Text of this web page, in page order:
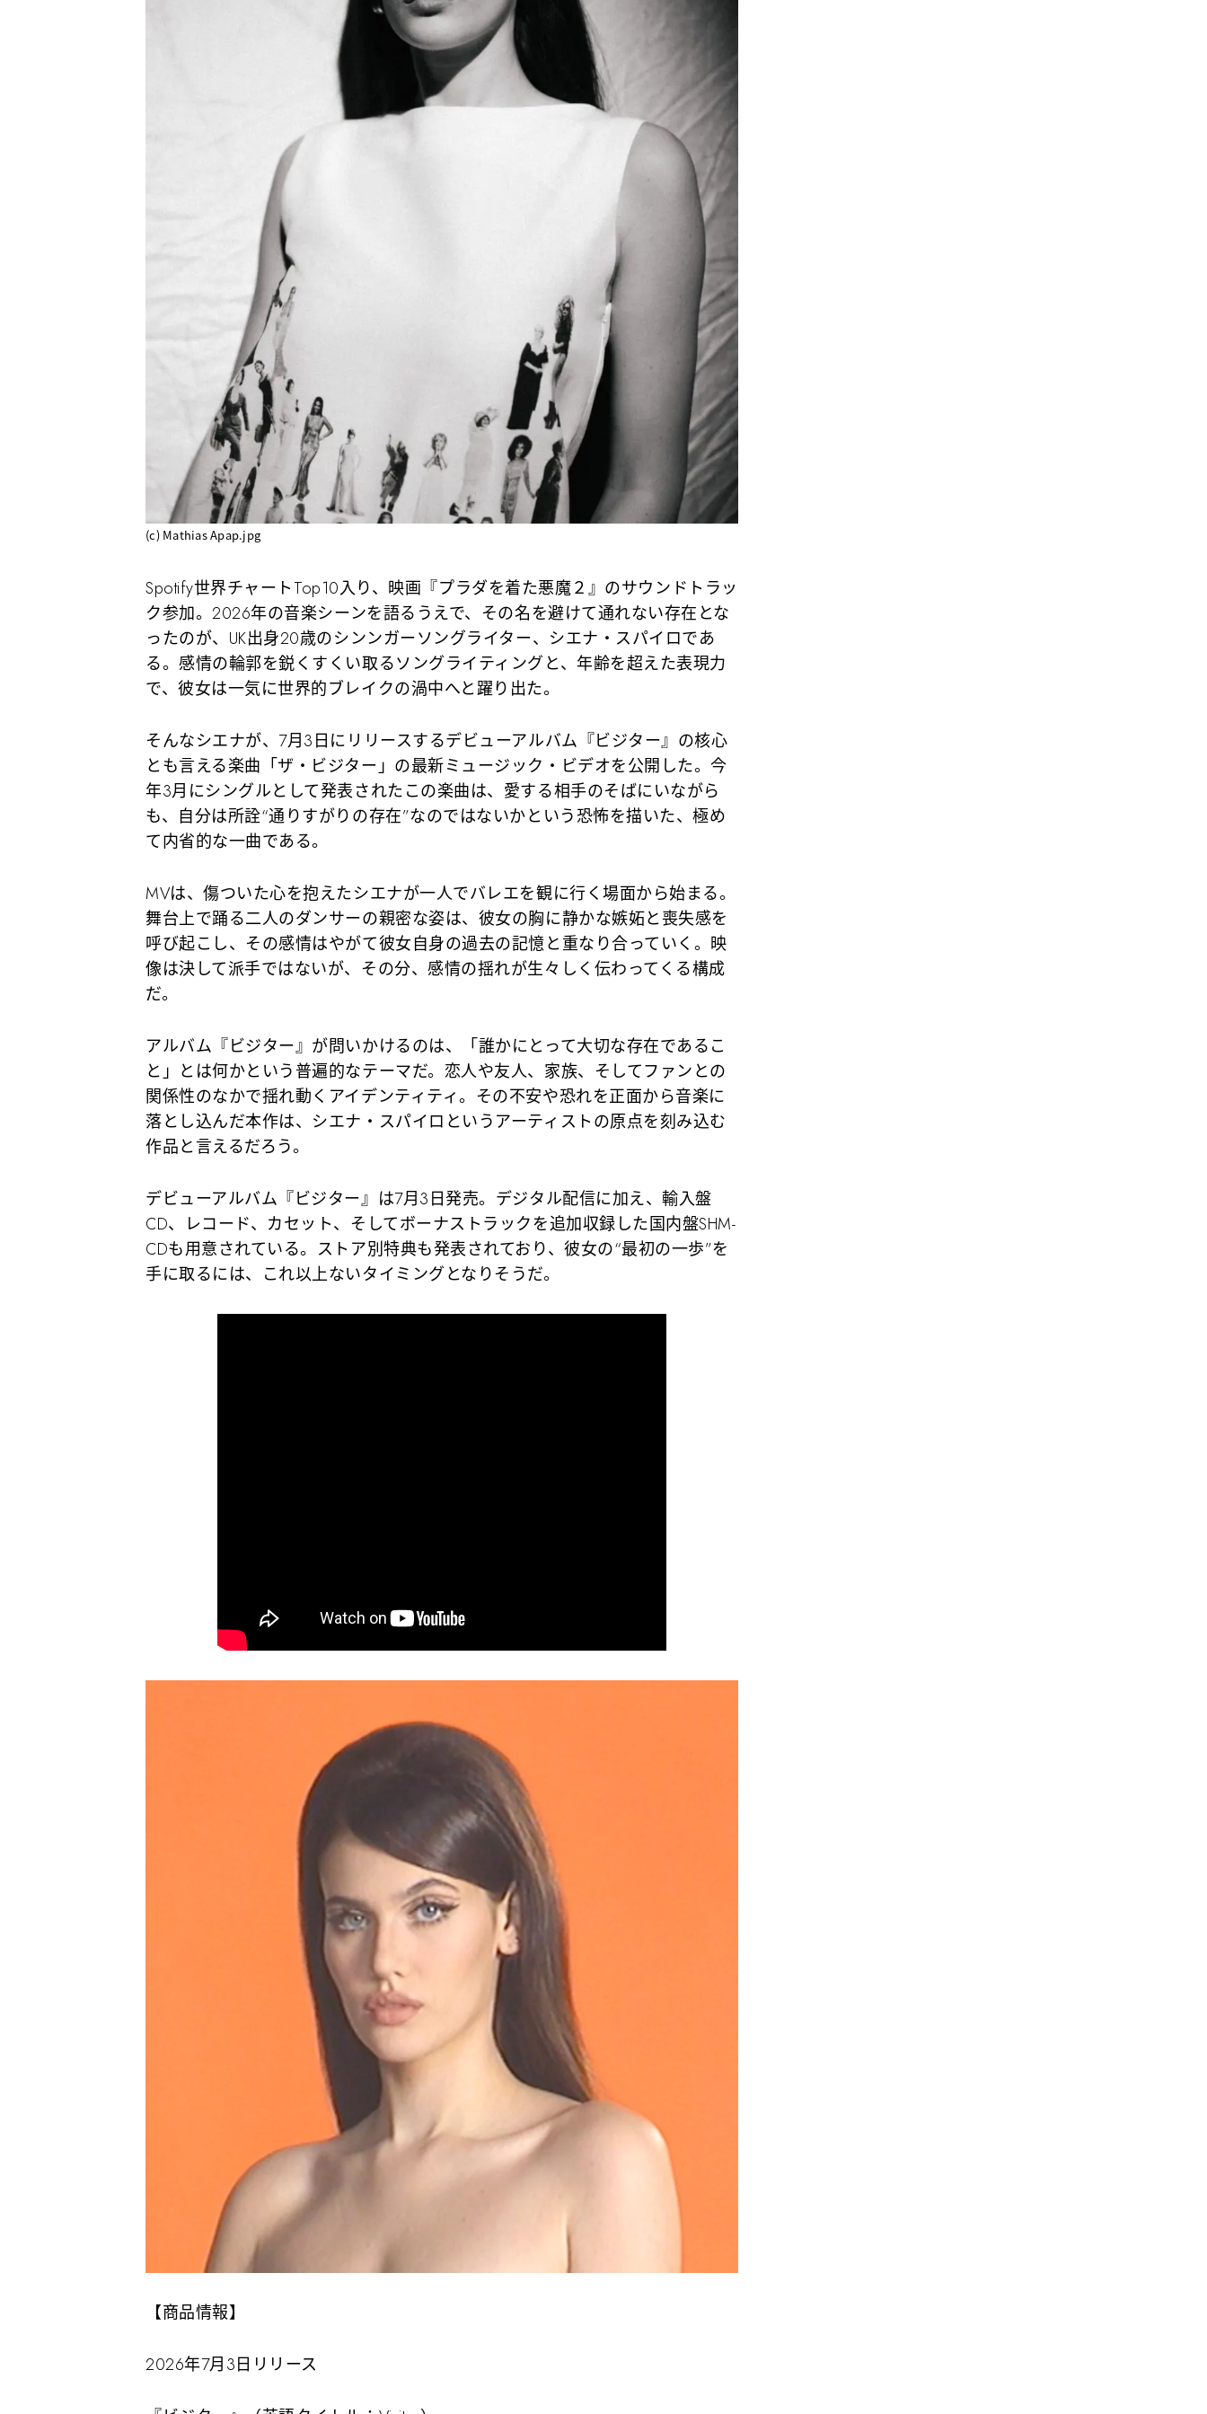
(c) Mathias Apap.jpg
Spotify世界チャートTop10入り、映画『プラダを着た悪魔２』のサウンドトラッ
ク参加。2026年の音楽シーンを語るうえで、その名を避けて通れない存在とな
ったのが、UK出身20歳のシンンガーソングライター、シエナ・スパイロであ
る。感情の輪郭を鋭くすくい取るソングライティングと、年齢を超えた表現力
で、彼女は一気に世界的ブレイクの渦中へと躍り出た。
そんなシエナが、7月3日にリリースするデビューアルバム『ビジター』の核心
とも言える楽曲「ザ・ビジター」の最新ミュージック・ビデオを公開した。今
年3月にシングルとして発表されたこの楽曲は、愛する相手のそばにいながら
も、自分は所詮“通りすがりの存在”なのではないかという恐怖を描いた、極め
て内省的な一曲である。
MVは、傷ついた心を抱えたシエナが一人でバレエを観に行く場面から始まる。
舞台上で踊る二人のダンサーの親密な姿は、彼女の胸に静かな嫉妬と喪失感を
呼び起こし、その感情はやがて彼女自身の過去の記憶と重なり合っていく。映
像は決して派手ではないが、その分、感情の揺れが生々しく伝わってくる構成
だ。
アルバム『ビジター』が問いかけるのは、「誰かにとって大切な存在であるこ
と」とは何かという普遍的なテーマだ。恋人や友人、家族、そしてファンとの
関係性のなかで揺れ動くアイデンティティ。その不安や恐れを正面から音楽に
落とし込んだ本作は、シエナ・スパイロというアーティストの原点を刻み込む
作品と言えるだろう。
デビューアルバム『ビジター』は7月3日発売。デジタル配信に加え、輸入盤
CD、レコード、カセット、そしてボーナストラックを追加収録した国内盤SHM-
CDも用意されている。ストア別特典も発表されており、彼女の“最初の一歩”を
手に取るには、これ以上ないタイミングとなりそうだ。
【商品情報】
2026年7月3日リリース